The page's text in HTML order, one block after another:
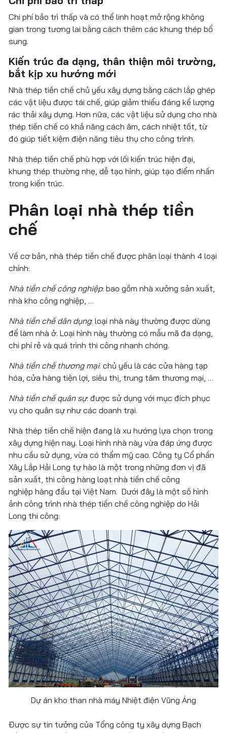
Chi phí bảo trì thấp và có thể linh hoạt mở rộng không
gian trong tương lai bằng cách thêm các khung thép bổ
sung.
Kiến trúc đa dạng, thân thiện môi trường,
bắt kịp xu hướng mới
Nhà thép tiền chế chủ yếu xây dựng bằng cách lắp ghép
các vật liệu được tái chế, giúp giảm thiểu đáng kể lượng
rác thải xây dựng. Hơn nữa, các vật liệu sử dụng cho nhà
thép tiền chế có khả năng cách âm, cách nhiệt tốt, từ
đó giúp tiết kiệm điện năng tiêu thụ cho công trình.
Nhà thép tiền chế phù hợp với lối kiến trúc hiện đại,
khung thép thường nhẹ, dễ tạo hình, giúp tạo điểm nhấn
trong kiến trúc.
Phân loại nhà thép tiền
chế
Về cơ bản, nhà thép tiền chế được phân loại thành 4 loại
chính:
Nhà tiền chế công nghiệp: bao gồm nhà xưởng sản xuất,
nhà kho công nghiệp, …
Nhà tiền chế dân dụng: loại nhà này thường được dùng
để làm nhà ở. Loại hình này thường có mẫu mã đa dạng,
chi phí rẻ và quá trình thi công nhanh chóng.
Nhà tiền chế thương mại: chủ yếu là các cửa hàng tạp
hóa, cửa hàng tiện lợi, siêu thị, trung tâm thương mại, …
Nhà tiền chế quân sự: được sử dụng với mục đích phục
vụ cho quân sự như các doanh trại.
Nhà thép tiền chế hiện đang là xu hướng lựa chọn trong
xây dựng hiện nay. Loại hình nhà này vừa đáp ứng được
nhu cầu sử dụng, vừa có thẩm mỹ cao. Công ty Cổ phần
Xây Lắp Hải Long tự hào là một trong những đơn vị đã
sản xuất, thi công hàng loạt nhà tiền chế công
nghiệp hàng đầu tại Việt Nam. Dưới đây là một số hình
ảnh công trình nhà thép tiền chế công nghiệp do Hải
Long thi công:
Dự án kho than nhà máy Nhiệt điện Vũng Áng
Được sự tin tưởng của Tổng công ty xây dựng Bạch